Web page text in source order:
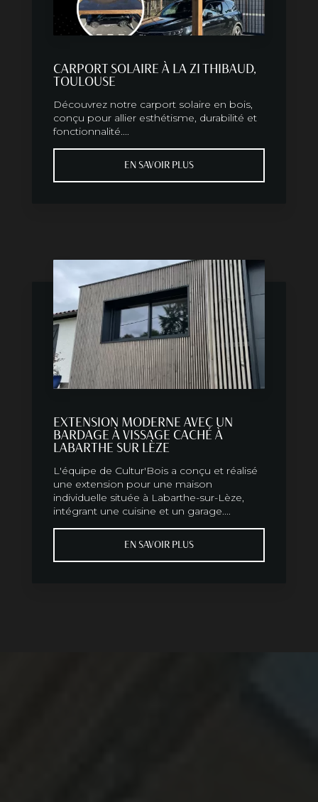
CARPORT SOLAIRE À LA ZI THIBAUD,
TOULOUSE
Découvrez notre carport solaire en bois,
conçu pour allier esthétisme, durabilité et
fonctionnalité....
EN SAVOIR PLUS
EXTENSION MODERNE AVEC UN
BARDAGE À VISSAGE CACHÉ À
LABARTHE SUR LÈZE
L'équipe de Cultur'Bois a conçu et réalisé
une extension pour une maison
individuelle située à Labarthe-sur-Lèze,
intégrant une cuisine et un garage....
EN SAVOIR PLUS